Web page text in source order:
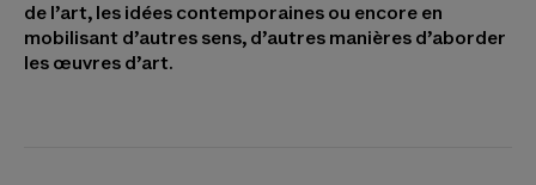
de l’art, les idées contemporaines ou encore en
mobilisant d’autres sens, d’autres manières d’aborder
les œuvres d’art.